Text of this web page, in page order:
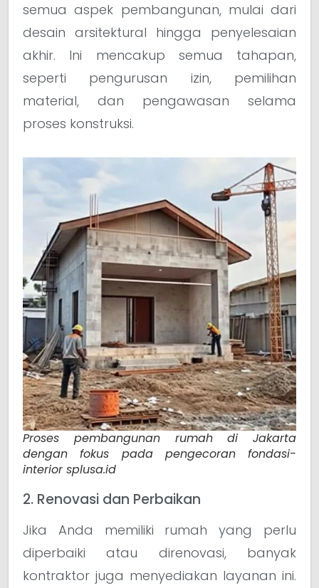
semua aspek pembangunan, mulai dari
desain arsitektural hingga penyelesaian
akhir. Ini mencakup semua tahapan,
seperti pengurusan izin, pemilihan
material, dan pengawasan selama
proses konstruksi.
Proses pembangunan rumah di Jakarta
dengan fokus pada pengecoran fondasi-
interior splusa.id
2. Renovasi dan Perbaikan
Jika Anda memiliki rumah yang perlu
diperbaiki atau direnovasi, banyak
kontraktor juga menyediakan layanan ini.